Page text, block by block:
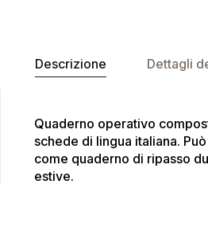
Descrizione Dettagli
Quaderno operativo
schede di lingua italiana.
come quaderno di ripasso
estive.